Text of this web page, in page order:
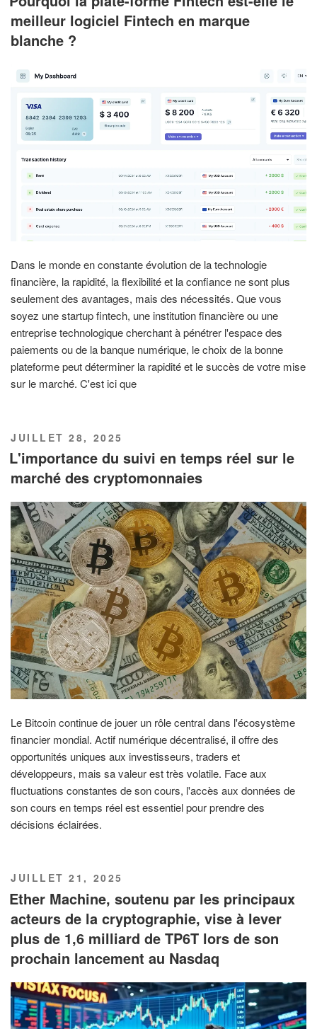
meilleur logiciel Fintech en marque
blanche ?
Dans le monde en constante évolution de la technologie
financière, la rapidité, la flexibilité et la confiance ne sont plus
seulement des avantages, mais des nécessités. Que vous
soyez une startup fintech, une institution financière ou une
entreprise technologique cherchant à pénétrer l'espace des
paiements ou de la banque numérique, le choix de la bonne
plateforme peut déterminer la rapidité et le succès de votre mise
sur le marché. C'est ici que
PUBLIÉ
LE
JUILLET 28, 2025
L'importance du suivi en temps réel sur le
marché des cryptomonnaies
Le Bitcoin continue de jouer un rôle central dans l'écosystème
financier mondial. Actif numérique décentralisé, il offre des
opportunités uniques aux investisseurs, traders et
développeurs, mais sa valeur est très volatile. Face aux
fluctuations constantes de son cours, l'accès aux données de
son cours en temps réel est essentiel pour prendre des
décisions éclairées.
PUBLIÉ
LE
JUILLET 21, 2025
Ether Machine, soutenu par les principaux
acteurs de la cryptographie, vise à lever
plus de 1,6 milliard de TP6T lors de son
prochain lancement au Nasdaq